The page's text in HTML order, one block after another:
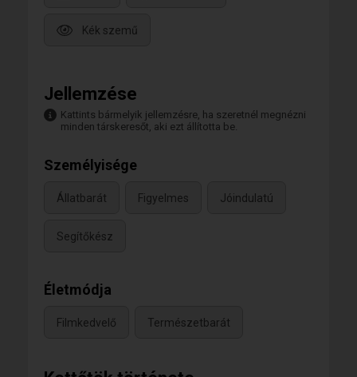
Kék szemű
Jellemzése
Kattints bármelyik jellemzésre, ha szeretnél megnézni
minden társkeresőt, aki ezt állította be.
Személyisége
Állatbarát Figyelmes Jóindulatú
Segítőkész
Életmódja
Filmkedvelő Természetbarát